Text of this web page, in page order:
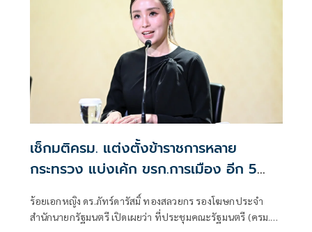
เช็กมติครม. แต่งตั้งข้าราชการหลาย
กระทรวง แบ่งเค้ก ขรก.การเมือง อีก 5
ร้อยเอกหญิง ดร.ภัทร์ดารัสมิ์ ทองสลวยกร รองโฆษกประจำ
สำนักนายกรัฐมนตรี เปิดเผยว่า ที่ประชุมคณะรัฐมนตรี (ครม.) มี